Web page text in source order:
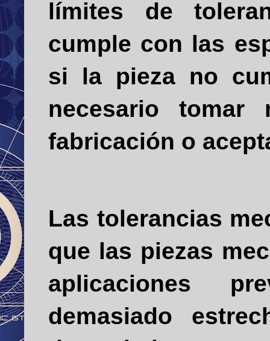
límites de
cumple con las
si la pieza no
necesario tomar
fabricación o
Las tolerancias
que las piezas
aplicaciones
demasiado